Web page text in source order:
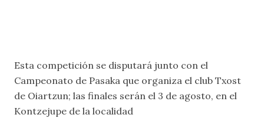
Esta competición se disputará junto con el
Campeonato de Pasaka que organiza el club Txost
de Oiartzun; las finales serán el 3 de agosto, en el
Kontzejupe de la localidad